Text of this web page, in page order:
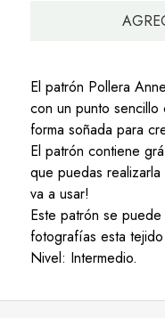
El patrón Pollera
con un punto sencillo
forma soñada para
El patrón contiene
que puedas
va a usar!
Este patrón se
fotografías esta
Nivel: Intermedio.